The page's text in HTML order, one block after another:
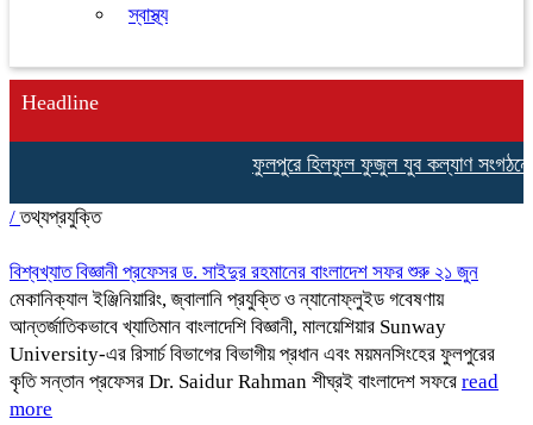
স্বাস্থ্য
Headline
ফুলপুরে হিলফুল ফুজুল যুব কল্যাণ সংগঠনের
/তথ্যপ্রযুক্তি
বিশ্বখ্যাত বিজ্ঞানী প্রফেসর ড. সাইদুর রহমানের বাংলাদেশ সফর শুরু ২১ জুন
মেকানিক্যাল ইঞ্জিনিয়ারিং, জ্বালানি প্রযুক্তি ও ন্যানোফ্লুইড গবেষণায়
আন্তর্জাতিকভাবে খ্যাতিমান বাংলাদেশি বিজ্ঞানী, মালয়েশিয়ার Sunway
University-এর রিসার্চ বিভাগের বিভাগীয় প্রধান এবং ময়মনসিংহের ফুলপুরের
কৃতি সন্তান প্রফেসর Dr. Saidur Rahman শীঘ্রই বাংলাদেশ সফরে read
more